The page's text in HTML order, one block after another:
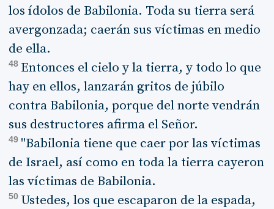
los ídolos de Babilonia. Toda su tierra será
avergonzada; caerán sus víctimas en medio
de ella.
48 Entonces el cielo y la tierra, y todo lo que
hay en ellos, lanzarán gritos de júbilo
contra Babilonia, porque del norte vendrán
sus destructores afirma el Señor.
49 "Babilonia tiene que caer por las víctimas
de Israel, así como en toda la tierra cayeron
las víctimas de Babilonia.
50 Ustedes, los que escaparon de la espada,